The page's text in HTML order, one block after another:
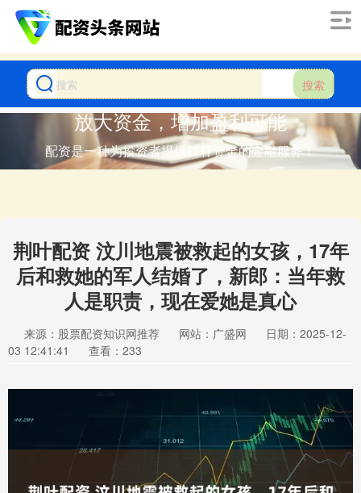
搜索
放大资金，增加盈利可能
配资是一种为投资者提供杠杆资金的金融服务！
荆叶配资 汶川地震被救起的女孩，17年
后和救她的军人结婚了，新郎：当年救
人是职责，现在爱她是真心
来源：股票配资知识网推荐 网站：广盛网
日期：2025-12-
03 12:41:41
查看：233